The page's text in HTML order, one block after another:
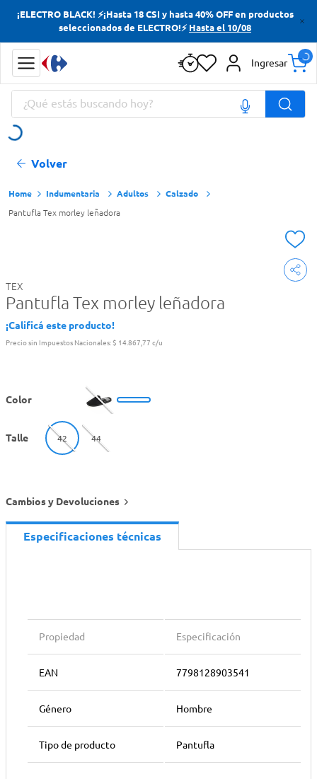
¡ELECTRO BLACK! ⚡¡Hasta 18 CSI y hasta 40% OFF en productos
seleccionados de ELECTRO!⚡ Hasta el 10/08
Ingresar
¿Qué estás buscando hoy?
Volver
Indumentaria Adultos Calzado
Pantufla Tex morley leñadora
TEX
Pantufla Tex morley leñadora
¡Calificá este producto!
Precio sin Impuestos Nacionales:$ 14.867,77 c/u
Color
Talle 42 44
Cambios y Devoluciones
Especificaciones técnicas
Propiedad Especificación
EAN 7798128903541
Género Hombre
Tipo de producto Pantufla
Términos más buscados
Yerba
Cerveza
Doves
Términos más buscados
Yerba
Cerveza
Doves
Jabon Tocador